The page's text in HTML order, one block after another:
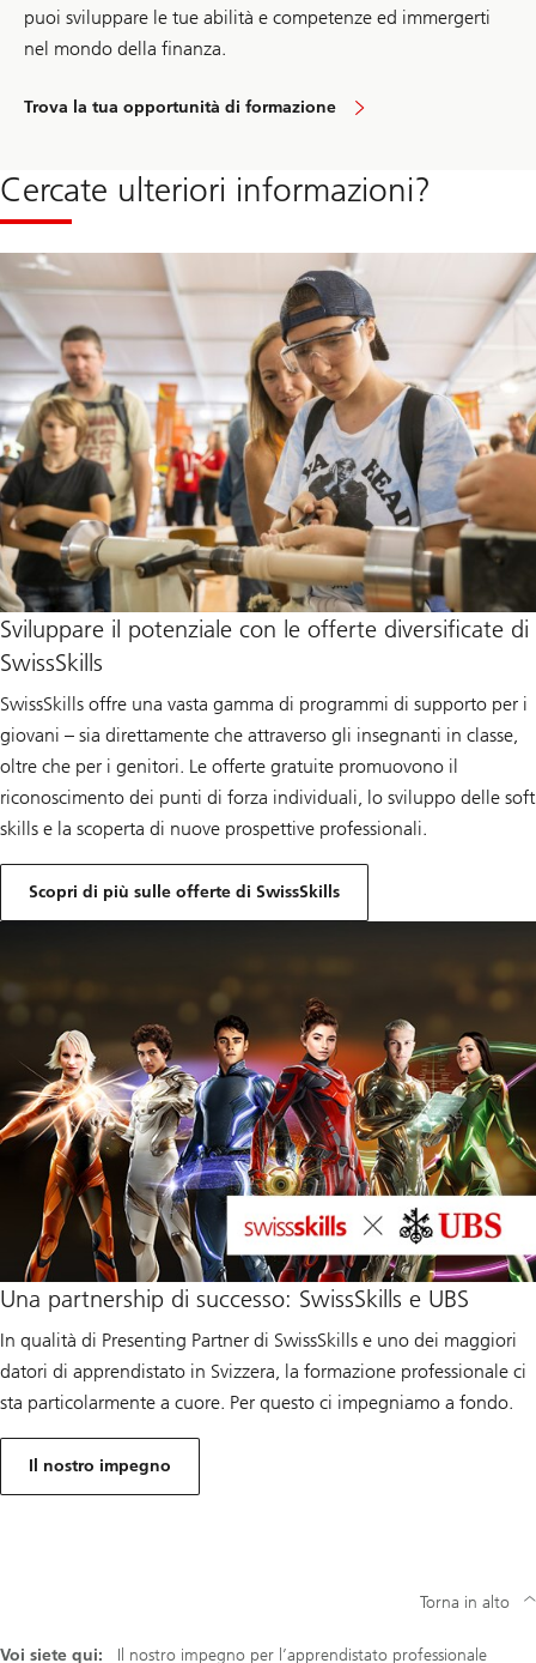
puoi sviluppare le tue abilità e competenze ed immergerti
nel mondo della finanza.
Trova la tua opportunità di formazione
Cercate ulteriori informazioni?
Sviluppare il potenziale con le offerte diversificate di
SwissSkills
SwissSkills offre una vasta gamma di programmi di supporto per i
giovani – sia direttamente che attraverso gli insegnanti in classe,
oltre che per i genitori. Le offerte gratuite promuovono il
riconoscimento dei punti di forza individuali, lo sviluppo delle soft
skills e la scoperta di nuove prospettive professionali.
Scopri di più sulle offerte di SwissSkills
Una partnership di successo: SwissSkills e UBS
In qualità di Presenting Partner di SwissSkills e uno dei maggiori
datori di apprendistato in Svizzera, la formazione professionale ci
sta particolarmente a cuore. Per questo ci impegniamo a fondo.
Il nostro impegno
Voi siete qui: Il nostro impegno per l’apprendistato professionale
Torna in alto